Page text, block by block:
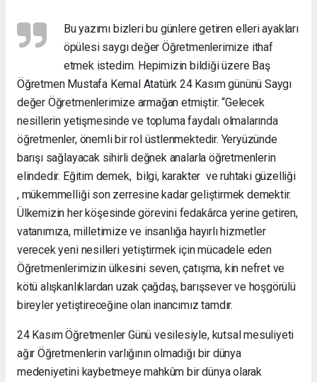
Bu yazımı bizleri bu günlere getiren elleri ayakları
öpülesi saygı değer Öğretmenlerimize ithaf
etmek istedim. Hepimizin bildiği üzere Baş
Öğretmen Mustafa Kemal Atatürk 24 Kasım gününü Saygı
değer Öğretmenlerimize armağan etmiştir. “Gelecek
nesillerin yetişmesinde ve topluma faydalı olmalarında
öğretmenler, önemli bir rol üstlenmektedir. Yeryüzünde
barışı sağlayacak sihirli değnek analarla öğretmenlerin
elindedir. Eğitim demek, bilgi, karakter ve ruhtaki güzelliği
, mükemmelliği son zerresine kadar geliştirmek demektir.
Ülkemizin her köşesinde görevini fedakârca yerine getiren,
vatanımıza, milletimize ve insanlığa hayırlı hizmetler
verecek yeni nesilleri yetiştirmek için mücadele eden
Öğretmenlerimizin ülkesini seven, çatışma, kin nefret ve
kötü alışkanlıklardan uzak çağdaş, barışsever ve hoşgörülü
bireyler yetiştireceğine olan inancımız tamdır.
24 Kasım Öğretmenler Günü vesilesiyle, kutsal mesuliyeti
ağır Öğretmenlerin varlığının olmadığı bir dünya
medeniyetini kaybetmeye mahkûm bir dünya olarak